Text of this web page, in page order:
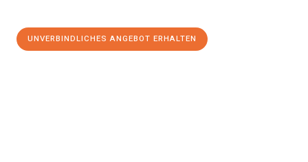
UNVERBINDLICHES ANGEBOT ERHALTEN